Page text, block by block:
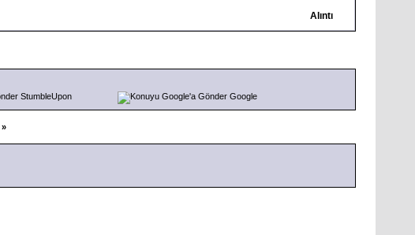
Alıntı
StumbleUpon Google
»